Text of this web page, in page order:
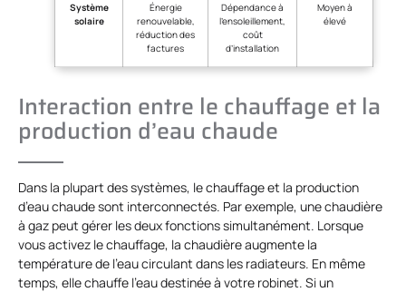
Système
solaire
Énergie
renouvelable,
réduction des
factures
Dépendance à
l’ensoleillement,
coût
d’installation
Moyen à
élevé
Interaction entre le chauffage et la
production d’eau chaude
Dans la plupart des systèmes, le chauffage et la production
d’eau chaude sont interconnectés. Par exemple, une chaudière
à gaz peut gérer les deux fonctions simultanément. Lorsque
vous activez le chauffage, la chaudière augmente la
température de l’eau circulant dans les radiateurs. En même
temps, elle chauffe l’eau destinée à votre robinet. Si un